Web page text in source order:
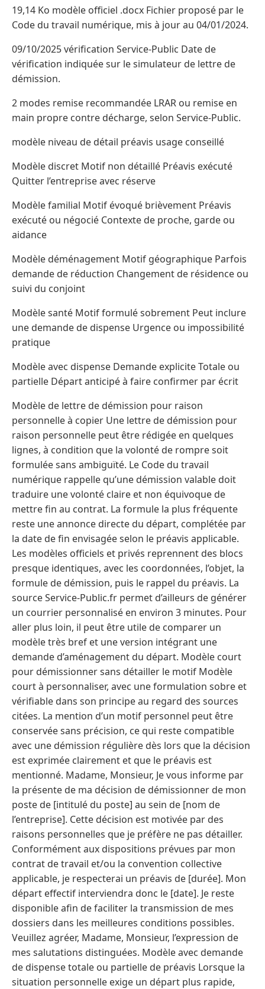
19,14 Ko modèle officiel .docx Fichier proposé par le
Code du travail numérique, mis à jour au 04/01/2024.
09/10/2025 vérification Service-Public Date de
vérification indiquée sur le simulateur de lettre de
démission.
2 modes remise recommandée LRAR ou remise en
main propre contre décharge, selon Service-Public.
modèle niveau de détail préavis usage conseillé
Modèle discret Motif non détaillé Préavis exécuté
Quitter l’entreprise avec réserve
Modèle familial Motif évoqué brièvement Préavis
exécuté ou négocié Contexte de proche, garde ou
aidance
Modèle déménagement Motif géographique Parfois
demande de réduction Changement de résidence ou
suivi du conjoint
Modèle santé Motif formulé sobrement Peut inclure
une demande de dispense Urgence ou impossibilité
pratique
Modèle avec dispense Demande explicite Totale ou
partielle Départ anticipé à faire confirmer par écrit
Modèle de lettre de démission pour raison
personnelle à copier Une lettre de démission pour
raison personnelle peut être rédigée en quelques
lignes, à condition que la volonté de rompre soit
formulée sans ambiguïté. Le Code du travail
numérique rappelle qu’une démission valable doit
traduire une volonté claire et non équivoque de
mettre fin au contrat. La formule la plus fréquente
reste une annonce directe du départ, complétée par
la date de fin envisagée selon le préavis applicable.
Les modèles officiels et privés reprennent des blocs
presque identiques, avec les coordonnées, l’objet, la
formule de démission, puis le rappel du préavis. La
source Service-Public.fr permet d’ailleurs de générer
un courrier personnalisé en environ 3 minutes. Pour
aller plus loin, il peut être utile de comparer un
modèle très bref et une version intégrant une
demande d’aménagement du départ. Modèle court
pour démissionner sans détailler le motif Modèle
court à personnaliser, avec une formulation sobre et
vérifiable dans son principe au regard des sources
citées. La mention d’un motif personnel peut être
conservée sans précision, ce qui reste compatible
avec une démission régulière dès lors que la décision
est exprimée clairement et que le préavis est
mentionné. Madame, Monsieur, Je vous informe par
la présente de ma décision de démissionner de mon
poste de [intitulé du poste] au sein de [nom de
l’entreprise]. Cette décision est motivée par des
raisons personnelles que je préfère ne pas détailler.
Conformément aux dispositions prévues par mon
contrat de travail et/ou la convention collective
applicable, je respecterai un préavis de [durée]. Mon
départ effectif interviendra donc le [date]. Je reste
disponible afin de faciliter la transmission de mes
dossiers dans les meilleures conditions possibles.
Veuillez agréer, Madame, Monsieur, l’expression de
mes salutations distinguées. Modèle avec demande
de dispense totale ou partielle de préavis Lorsque la
situation personnelle exige un départ plus rapide,